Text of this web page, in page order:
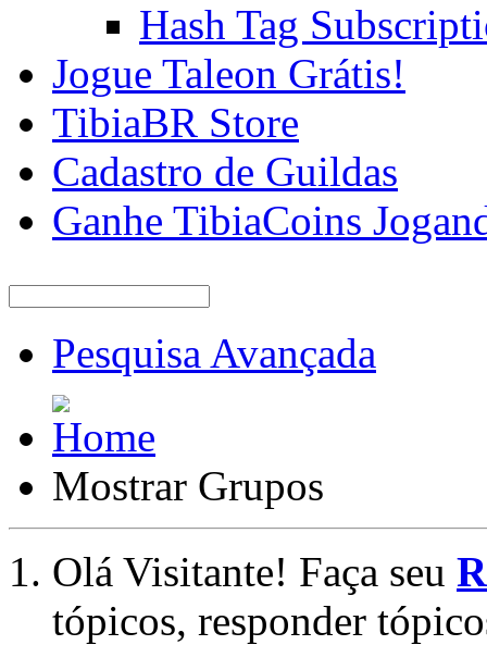
Hash Tag
Jogue Taleon Grátis!
TibiaBR Store
Cadastro de Guildas
Ganhe TibiaCoins
Pesquisa Avançada
Mostrar Grupos
Olá Visitante! Faça seu
tópicos, responder